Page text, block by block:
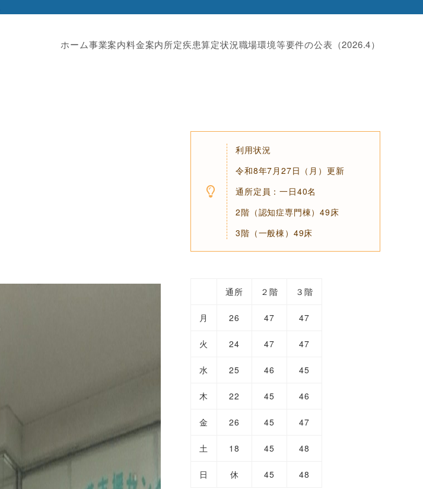
ホーム事業案内料金案内所定疾患算定状況職場環境等要件の公表（2026.4）
利用状況
令和8年7月27日（月）更新
通所定員：一日40名
2階（認知症専門棟）49床
3階（一般棟）49床
通所 ２階 ３階
月 26 47 47
火 24 47 47
水 25 46 45
木 22 45 46
金 26 45 47
土 18 45 48
日 休 45 48